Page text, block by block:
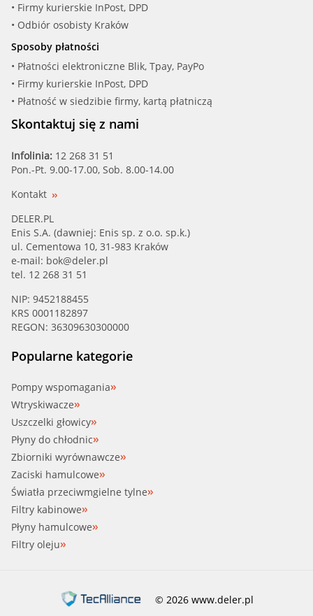
FIRST LINE (FWP1626)
GERI (327148)
GGT (PA11064)
GK (981735)
GMB (D11044)
GP (PA933)
GP (PA933/R)
HBJAKOPART, NIPPARTS (J1511044)
IDROMEC (PA48012)
INA (538051910)
IPS PARTS (IPW7144)
JAPANPAR (JPQ144)
JAPANPAR (PQ144)
JWP, KAVO PARTS (NW3222)
KAGER (330381)
• Firmy kurierskie InPost, DPD
• Odbiór osobisty Kraków
Sposoby płatności
• Płatności elektroniczne Blik, Tpay, PayPo
• Firmy kurierskie InPost, DPD
• Płatność w siedzibie firmy, kartą płatniczą
Skontaktuj się z nami
Infolinia: 12 268 31 51
Pon.-Pt. 9.00-17.00, Sob. 8.00-14.00
Kontakt
DELER.PL
Enis S.A. (dawniej: Enis sp. z o.o. sp.k.)
ul. Cementowa 10, 31-983 Kraków
e-mail: bok@deler.pl
tel. 12 268 31 51
NIP: 9452188455
KRS 0001182897
REGON: 36309630300000
Popularne kategorie
Pompy wspomagania
Wtryskiwacze
Uszczelki głowicy
Płyny do chłodnic
Zbiorniki wyrównawcze
Zaciski hamulcowe
Światła przeciwmgielne tylne
Filtry kabinowe
Płyny hamulcowe
Filtry oleju
© 2026 www.deler.pl